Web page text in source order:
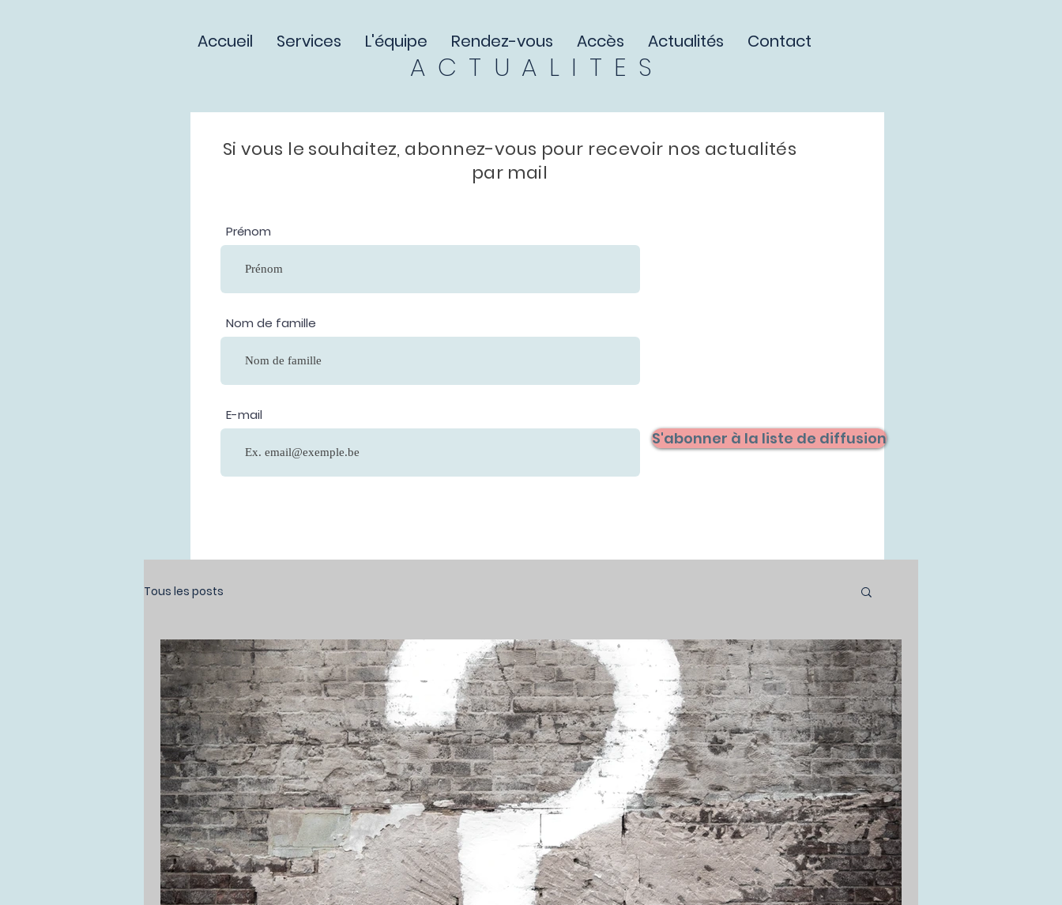
Accueil Services L'équipe Rendez-vous Accès Actualités Contact
ACTUALITES
Si vous le souhaitez, abonnez-vous pour recevoir nos actualités
par mail
Prénom
Nom de famille
E-mail
S'abonner à la liste de diffusion
Tous les posts